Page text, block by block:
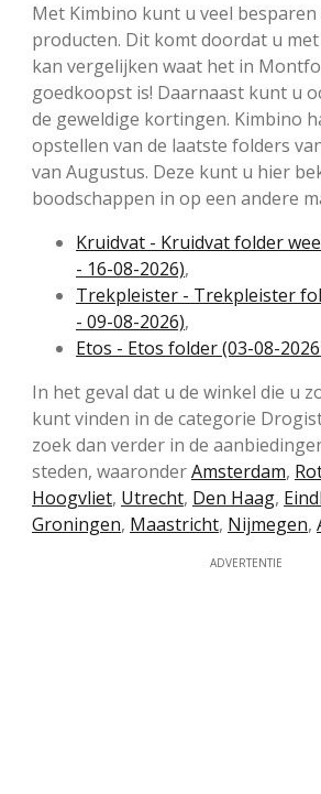
Met Kimbino kunt u veel
producten. Dit komt doordat u
kan vergelijken waat het in
goedkoopst is! Daarnaast kunt u
de geweldige kortingen. Kimbino
opstellen van de laatste folders
van Augustus. Deze kunt u hier
boodschappen in op een andere
Kruidvat - Kruidvat folder
- 16-08-2026),
Trekpleister - Trekpleister
- 09-08-2026),
Etos - Etos folder (03-08-
In het geval dat u de winkel die u
kunt vinden in de categorie
zoek dan verder in de
steden, waaronderAmsterdam,
Hoogvliet, Utrecht, Den Haag,
Groningen, Maastricht, Nijmegen,
ADVERTENTIE